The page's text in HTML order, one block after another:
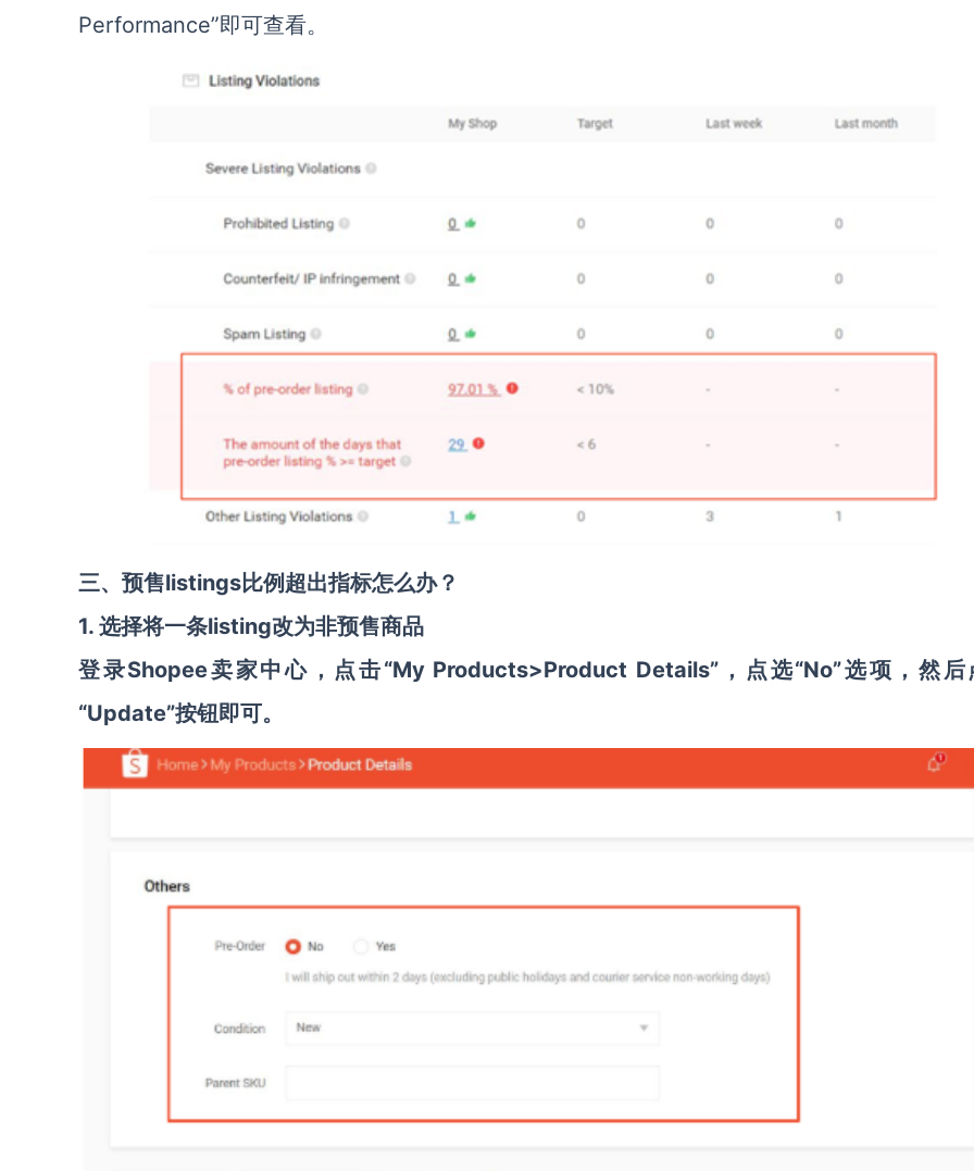
Performance”即可查看。
三、预售listings比例超出指标怎么办？
1. 选择将一条listing改为非预售商品
登录Shopee卖家中心，点击“My Products>Product Details”，点选“No”选项，然后
“Update”按钮即可。